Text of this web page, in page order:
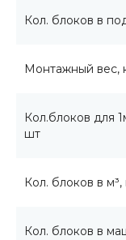
Кол. блоков в
Монтажный вес,
Кол.блоков для
шт
Кол. блоков в
Кол. блоков в